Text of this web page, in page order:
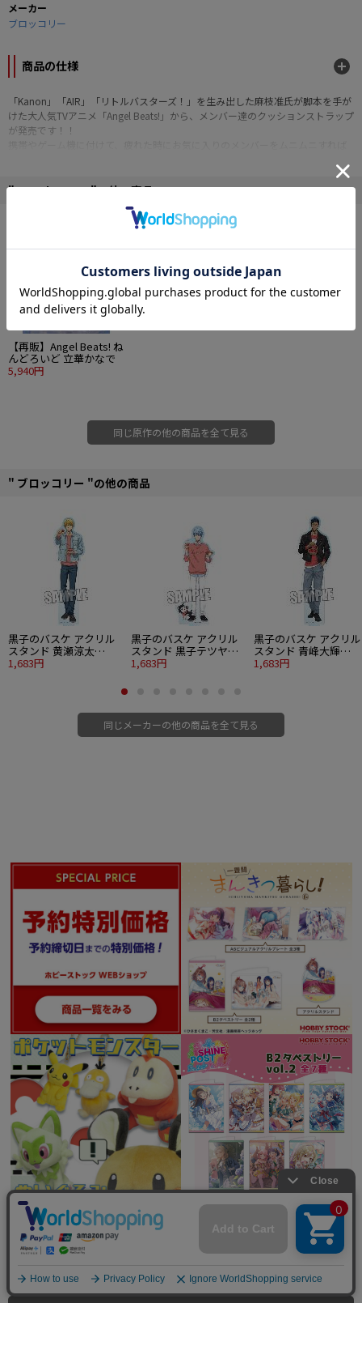
メーカー
ブロッコリー
商品の仕様
「Kanon」「AIR」「リトルバスターズ！」を生み出した麻枝准氏が脚本を手が
けた大人気TVアニメ「Angel Beats!」から、メンバー達のクッションストラップ
が発売です！！
■本体サイズ：縦105×横45×厚さ30mm（両面4色印刷）
©VisualArt's/Key ©VisualArt's/Key/Angel Beats! Project
" Angel Beats! "の他の商品
【再販】Angel Beats! ね
んどろいど 立華かなで
5,940円
同じ原作の他の商品を全て見る
" ブロッコリー "の他の商品
黒子のバスケ アクリル
スタンド 黄瀬涼太
Strawberry Ver.
1,683円
黒子のバスケ アクリル
スタンド 黒子テツヤ
Strawberry Ver.
1,683円
黒子のバスケ アクリル
スタンド 青峰大輝
Strawberry Ver.
1,683円
同じメーカーの他の商品を全て見る